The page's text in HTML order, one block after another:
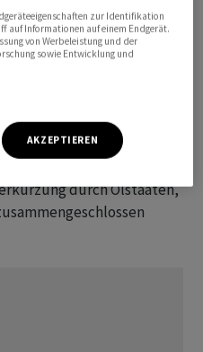
der Nachfrage abschwächt,
IEA zu Beginn des
um 1,4 Millionen
nannte die IEA eine
durch Ölstaaten,
zur Identifikation
auf Informationen auf einem Endgerät.
von Werbeleistung und der
sowie Entwicklung und
AKZEPTIEREN